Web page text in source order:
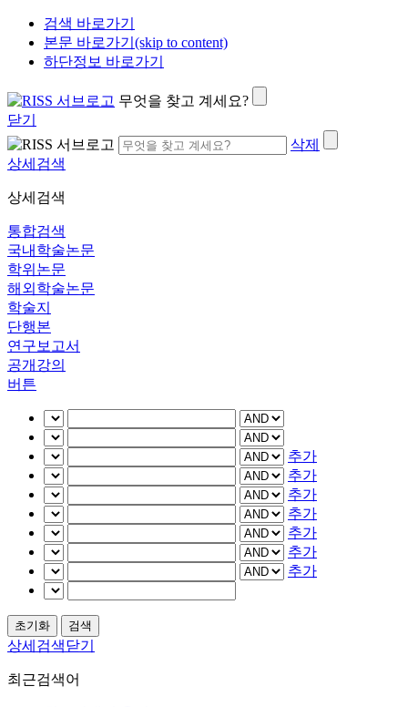
검색 바로가기
본문 바로가기(skip to content)
하단정보 바로가기
무엇을 찾고 계세요?
닫기
삭제
상세검색
상세검색
통합검색
국내학술논문
학위논문
해외학술논문
학술지
단행본
연구보고서
공개강의
버튼
추가
추가
추가
추가
추가
추가
추가
상세검색닫기
최근검색어